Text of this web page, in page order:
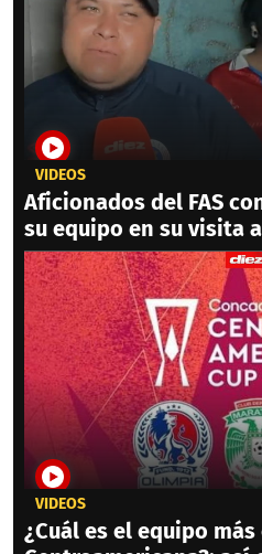
VIDEOS
Aficionados del FAS
su equipo en su visita
VIDEOS
¿Cuál es el equipo